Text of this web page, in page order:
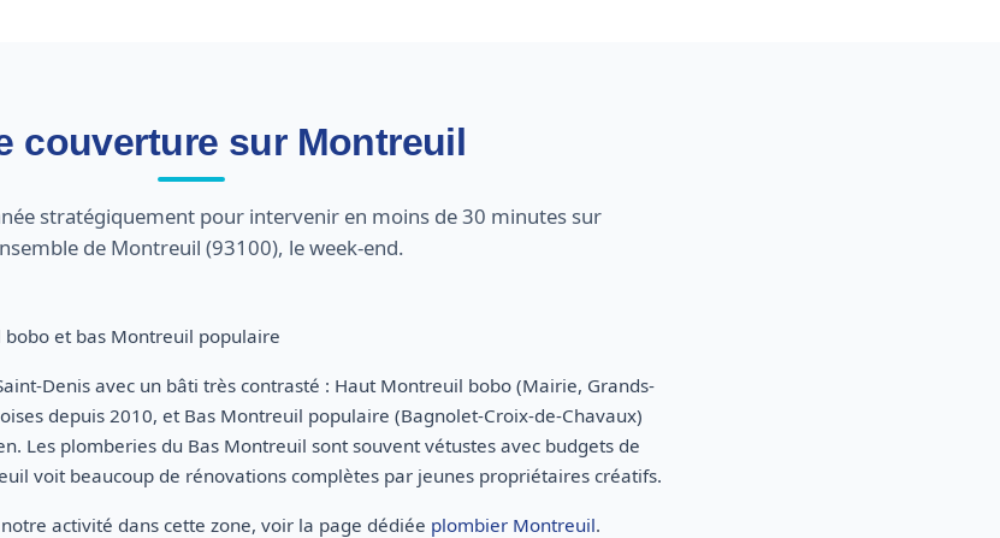
couverture sur Montreuil
stratégiquement pour intervenir en moins de 30 minutes sur
de Montreuil (93100), le week-end.
et bas Montreuil populaire
Denis avec un bâti très contrasté : Haut Montreuil bobo (Mairie, Grands-
depuis 2010, et Bas Montreuil populaire (Bagnolet-Croix-de-Chavaux)
Les plomberies du Bas Montreuil sont souvent vétustes avec budgets de
voit beaucoup de rénovations complètes par jeunes propriétaires créatifs.
activité dans cette zone, voir la page dédiée plombier Montreuil.